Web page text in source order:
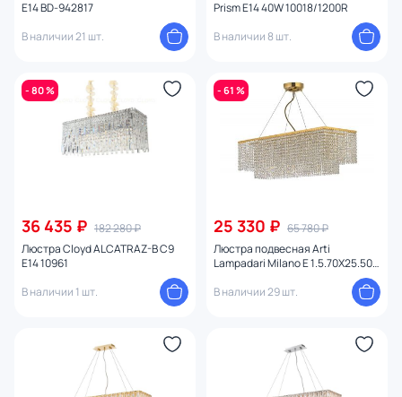
E14 BD-942817
В наличии 21 шт.
Prism E14 40W 10018/1200R
В наличии 8 шт.
- 80 %
36 435 ₽ 182 280 ₽
Люстра Cloyd ALCATRAZ-B C9
E14 10961
В наличии 1 шт.
- 61 %
25 330 ₽ 65 780 ₽
Люстра подвесная Arti
Lampadari Milano E 1.5.70X25.502
В наличии 29 шт.
Материал плафона
Цвет арматуры
Цвет плафона
Высота (мм)
Диаметр (мм)